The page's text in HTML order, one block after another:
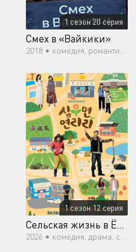
1 сезон 20 серия
Смех в «Вайкики»
2018 • комедия, романтика, повседневность, драма
1 сезон 12 серия
Сельская жизнь в Ëннири
2026 • комедия, драма, семейный, ситком